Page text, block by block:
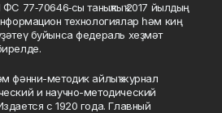
77‑70646‑сы таныҡлыҡ 2017 йылдың
технологиялар һәм киң
буйынса федераль хеҙмәт
фәнни-методик айлыҡ журнал
и научно-методический
с 1920 года. Главный